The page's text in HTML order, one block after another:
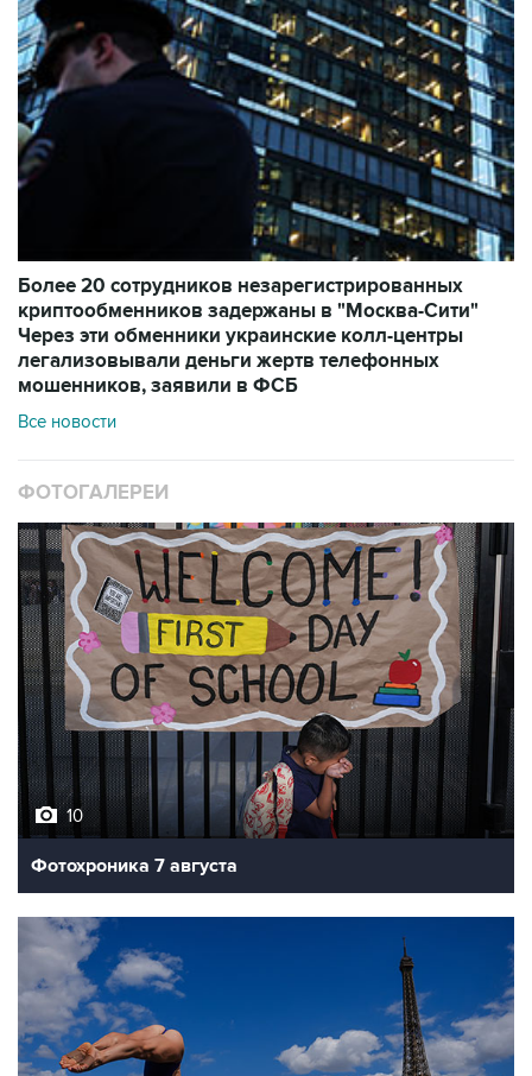
Более 20 сотрудников незарегистрированных
криптообменников задержаны в "Москва-Сити"
Через эти обменники украинские колл-центры
легализовывали деньги жертв телефонных
мошенников, заявили в ФСБ
Все новости
ФОТОГАЛЕРЕИ
10
Фотохроника 7 августа